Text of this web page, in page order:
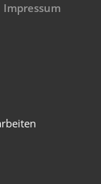
Impressum